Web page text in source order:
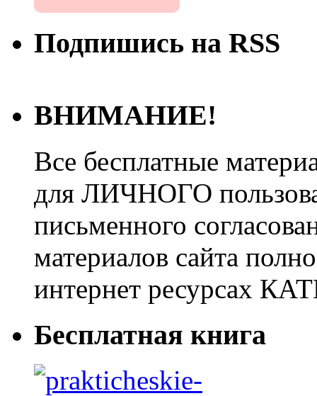
Подпишись на RSS
ВНИМАНИЕ!
Все бесплатные
для ЛИЧНОГО
письменного
материалов сайта
интернет ресурсах
Бесплатная книга